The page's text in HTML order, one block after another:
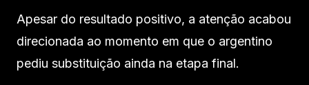
Apesar do resultado positivo, a atenção acabou
direcionada ao momento em que o argentino
pediu substituição ainda na etapa final.